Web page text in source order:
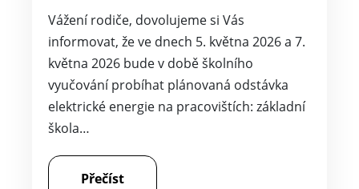
Vážení rodiče, dovolujeme si Vás
informovat, že ve dnech 5. května 2026 a 7.
května 2026 bude v době školního
vyučování probíhat plánovaná odstávka
elektrické energie na pracovištích: základní
škola…
Přečíst